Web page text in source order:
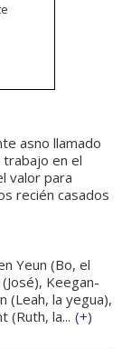
asno llamado
trabajo en el
valor para
recién casados
Yeun (Bo, el
Keegan-
(Leah, la yegua),
(Ruth, la... (+)